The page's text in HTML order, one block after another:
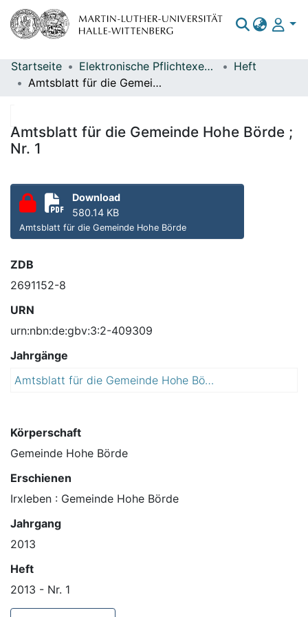
Bereiche & Sammlungen
Statistiken
Startseite Elektronische Pflichtexemplare
Heft
Amtsblatt für die Gemeinde Hohe Börde ; Nr. 1
Amtsblatt für die Gemeinde Hohe Börde ;
Nr. 1
Download
580.14 KB
Amtsblatt für die Gemeinde Hohe Börde
ZDB
2691152-8
URN
urn:nbn:de:gbv:3:2-409309
Jahrgänge
Amtsblatt für die Gemeinde Hohe Börde
Körperschaft
Gemeinde Hohe Börde
Erschienen
Irxleben : Gemeinde Hohe Börde
Jahrgang
2013
Heft
2013 - Nr. 1